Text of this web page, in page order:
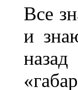
Все
и